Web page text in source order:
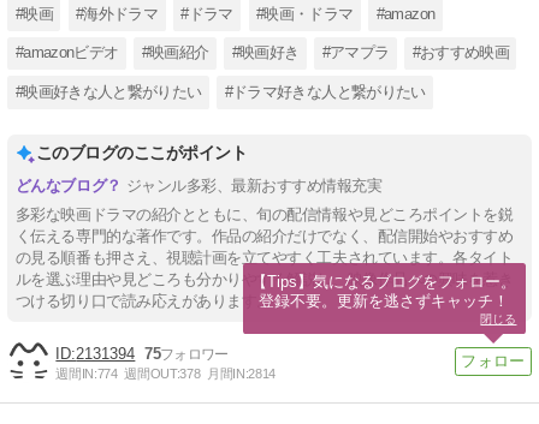
#映画 #海外ドラマ #ドラマ #映画・ドラマ #amazon
#amazonビデオ #映画紹介 #映画好き #アマプラ #おすすめ映画
#映画好きな人と繋がりたい #ドラマ好きな人と繋がりたい
このブログのここがポイント
ジャンル多彩、最新おすすめ情報充実
多彩な映画ドラマの紹介とともに、旬の配信情報や見どころポイントを鋭
く伝える専門的な著作です。作品の紹介だけでなく、配信開始やおすすめ
の見る順番も押さえ、視聴計画を立てやすく工夫されています。各タイト
ルを選ぶ理由や見どころも分かりやすく解説し、映像作品への興味を惹き
つける切り口で読み応えがあります。
2131394 75
週間IN:774 週間OUT:378 月間IN:2814
【Tips】気になるブログをフォロー。
登録不要。更新を逃さずキャッチ！
閉じる